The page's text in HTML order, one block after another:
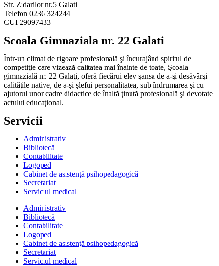
Str. Zidarilor nr.5 Galati
Telefon 0236 324244
CUI 29097433
Scoala Gimnaziala nr. 22 Galati
Într-un climat de rigoare profesională şi încurajând spiritul de
competiţie care vizează calitatea mai înainte de toate, Şcoala
gimnazială nr. 22 Galaţi, oferă fiecărui elev şansa de a-şi desăvârşi
calităţile native, de a-şi şlefui personalitatea, sub îndrumarea şi cu
ajutorul unor cadre didactice de înaltă ţinută profesională şi devotate
actului educaţional.
Servicii
Administrativ
Bibliotecă
Contabilitate
Logoped
Cabinet de asistenţă psihopedagogică
Secretariat
Serviciul medical
Administrativ
Bibliotecă
Contabilitate
Logoped
Cabinet de asistenţă psihopedagogică
Secretariat
Serviciul medical